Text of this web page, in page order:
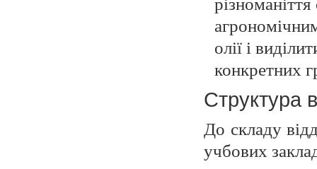
олії і
конкретних
Структура
До складу
учбових